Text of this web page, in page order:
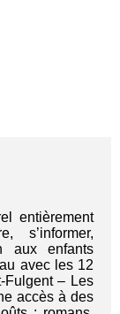
entièrement
s’informer,
aux enfants
avec les 12
Fulgent – Les
accès à des